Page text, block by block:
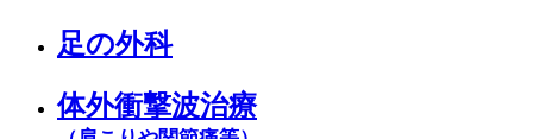
足の外科
体外衝撃波治療